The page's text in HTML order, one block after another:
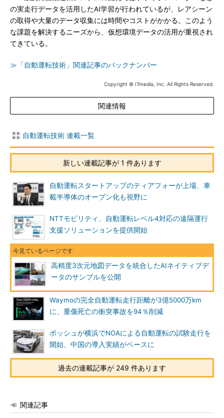
の実走行データを活用したAI学習が行われているが、レアシーン
の取得や大量のデータ収集には時間やコストがかかる。このよう
な課題を解決するニーズから、仮想環境データの活用が重視され
てきている。
≫「自動運転技術」関連記事のバックナンバー
Copyright © ITmedia, Inc. All Rights Reserved.
関連情報
自動運転技術 連載一覧
新しい連載記事が 1 件あります
自動運転スタートアップのティアフォーが上場、車
載半導体のオープン化も視野に
NTTモビリティ、自動運転レベル4対応の遠隔運行
支援ソリューションを提供開始
高精度3次元地図データを統合したAIネイティブデ
ータのサンプルを公開
Waymoの完全自動運転走行距離が3億5000万km
に、重傷死亡の衝突事故を94％削減
ボッシュが横浜でNOAによる自動運転の試験走行を
開始、中国の導入実績がベースに
過去の連載記事が 249 件あります
関連記事